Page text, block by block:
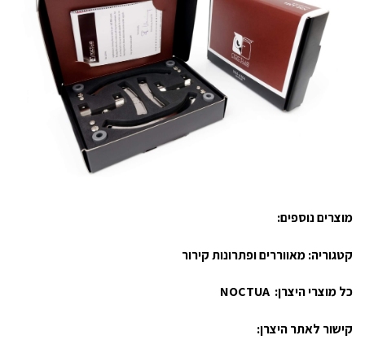
מוצרים נוספים:
קטגוריה:מאווררים ופתרונות קירור
כל מוצרי היצרן: NOCTUA
קישור לאתר היצרן: